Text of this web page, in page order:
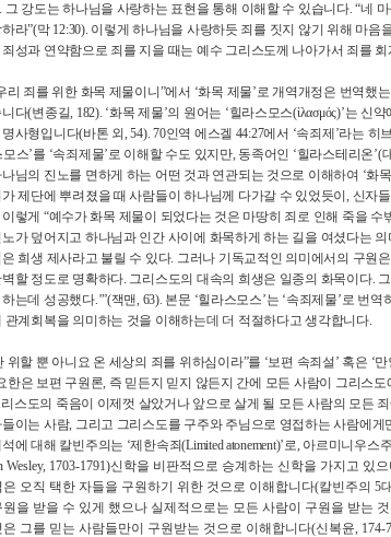
. 그 강도는 하나님을 사랑하는 표현을 통해 이해할 수 있습니다. “네
라”(막 12:30). 이렇게 하나님을 사랑하듯 죄를 짓지 않기 위해 마음
성과 연약함으로 죄를 지을 때는 예수 그리스도께 나아가서 죄를
리 죄를 위한 화목 제물이니 ”에서 ‘화목 제물’로 개역개정은 번역했
다(변종길, 182). ‘화목 제물’의 원어는 ‘힐라스모스(ἱλασμός)’는 신약
사형입니다(바톤 외, 54). 70인역 에스겔 44:27에서 ‘속죄제 ’라는 히
모스’를 ‘속죄제물’로 이해할 수도 있지만, 동족어인 ‘힐라스테리온’(
님의 진노를 면하게 하는 어떤 것과 연관되는 것으로 이해하여 ‘화
제단에 뿌려졌을 때 사람들이 하나님께 다가갈 수 있었듯이, 신자
이렇게 “예수가 화목 제물이 되었다는 것은 마땅히 죄로 인해 죽을
가 덮어지고 하나님과 인간 사이에 화목하게 하는 길을 여셨다는 의
희생 제사라고 불릴 수 있다. 그러나 기독교적인 의미에서의 구원
할 정도로 명확하다. 그리스도의 대속의 희생은 일종의 화목이다.
는데 성공했다.’”(잭맨, 63). 본문 ‘힐라스모스’는 ‘속죄제물’로 번역
관계회복을 의미하는 것을 이해하는데 더 적절하다고 생각합니다.
위할 뿐 아니요 온 세상의 죄를 위하심이라”를 ‘보편 속죄설 ’ 혹은 ‘만
한은 보편 구원론, 즉 믿든지 믿지 않든지 간에 모든 사람이 그리스
스도의 죽음이 이제껏 살았거나 앞으로 살게 될 모든 사람의 모든
이는 사람, 그리고 그리스도를 구주와 주님으로 영접하는 사람에게
에 대해 칼빈주의는 ‘제한속죄(Limited atonement)’로, 아르미니우스
Wesley, 1703-1791)신학을 비판적으로 승계하는 신학을 가지고 있으
은 오직 택한 자들을 구원하기 위한 것으로 이해합니다(칼빈주의 5
원을 받을 수 있게 했으나 실제적으로는 모든 사람이 구원을 받는
은 그를 믿는 사람들만이 구원받는 것으로 이해합니다(신복윤, 174-